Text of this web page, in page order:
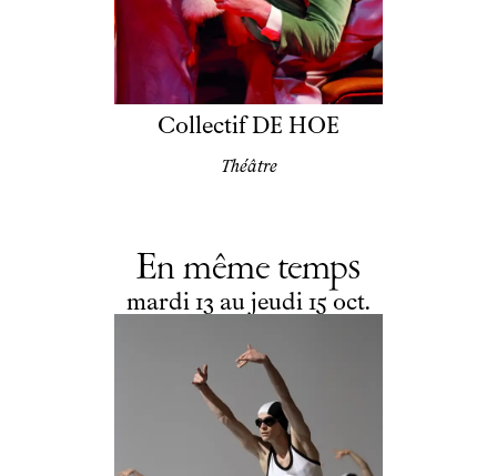
Collectif DE HOE
Théâtre
En même temps
du
mardi
mardi 13 au au
jeudi
jeudi 15 octobre
oct.